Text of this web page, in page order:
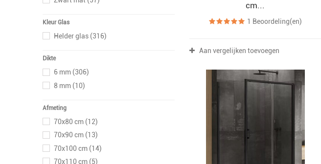
Kleur Glas
Helder glas (316)
Dikte
6 mm (306)
8 mm (10)
Afmeting
70x80 cm (12)
70x90 cm (13)
70x100 cm (14)
70x110 cm (5)
cm...
1 Beoordeling(en)
Aan vergelijken toevoegen